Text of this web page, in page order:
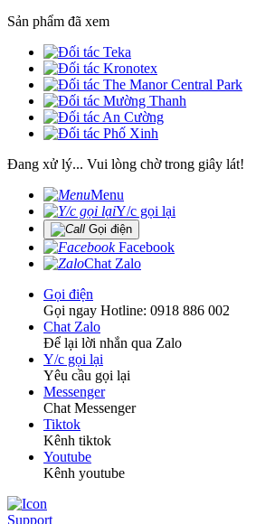
Sản phẩm đã xem
Đang xử lý... Vui lòng chờ trong giây lát!
Menu
Y/c gọi lại
Gọi điện
Facebook
Chat Zalo
Gọi điện
Gọi ngay Hotline: 0918 886 002
Chat Zalo
Để lại lời nhắn qua Zalo
Y/c gọi lại
Yêu cầu gọi lại
Messenger
Chat Messenger
Tiktok
Kênh tiktok
Youtube
Kênh youtube